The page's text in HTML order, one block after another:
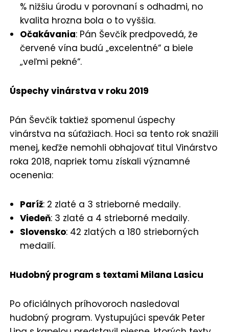
% nižšiu úrodu v porovnaní s odhadmi, no
kvalita hrozna bola o to vyššia.
Očakávania: Pán Ševčík predpovedá, že
červené vína budú „excelentné“ a biele
„veľmi pekné“.
Úspechy vinárstva v roku 2019
Pán Ševčík taktiež spomenul úspechy
vinárstva na súťažiach. Hoci sa tento rok snažili
menej, keďže nemohli obhajovať titul Vinárstvo
roka 2018, napriek tomu získali významné
ocenenia:
Paríž: 2 zlaté a 3 strieborné medaily.
Viedeň: 3 zlaté a 4 strieborné medaily.
Slovensko: 42 zlatých a 180 strieborných
medailí.
Hudobný program s textami Milana Lasicu
Po oficiálnych príhovoroch nasledoval
hudobný program. Vystupujúci spevák Peter